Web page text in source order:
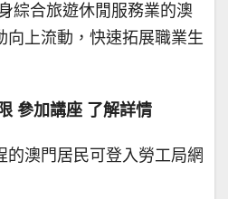
綜合旅遊休閒服務業的澳
向上流動，快速拓展職業生
參加講座 了解詳情
的澳門居民可登入勞工局網